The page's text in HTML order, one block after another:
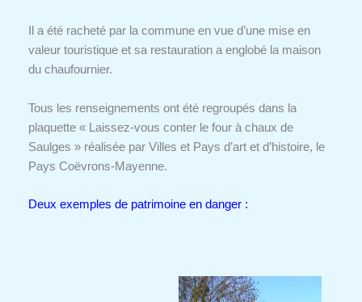
Il a été racheté par la commune en vue d’une mise en
valeur touristique et sa restauration a englobé la maison
du chaufournier.
Tous les renseignements ont été regroupés dans la
plaquette « Laissez-vous conter le four à chaux de
Saulges » réalisée par Villes et Pays d’art et d’histoire, le
Pays Coëvrons-Mayenne.
Deux exemples de patrimoine en danger :